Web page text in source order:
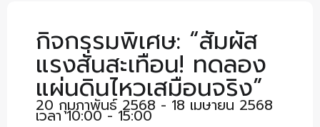
กิจกรรมพิเศษ: “สัมผัส
แรงสั่นสะเทือน! ทดลอง
แผ่นดินไหวเสมือนจริง”
20 กุมภาพันธ์ 2568 - 18 เมษายน 2568
เวลา 10:00 - 15:00